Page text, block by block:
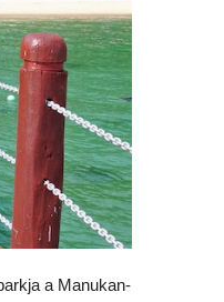
a Manukan-